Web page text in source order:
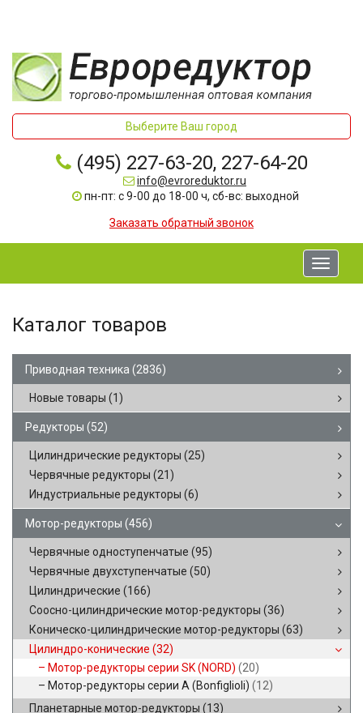
Выберите Ваш город
(495) 227-63-20, 227-64-20
info@evroreduktor.ru
пн-пт: с 9-00 до 18-00 ч, сб-вс: выходной
Заказать обратный звонок
Toggle
Каталог товаров
Приводная техника (2836)
Новые товары (1)
Редукторы (52)
Цилиндрические редукторы (25)
Червячные редукторы (21)
Индустриальные редукторы (6)
Мотор-редукторы (456)
Червячные одноступенчатые (95)
Червячные двухступенчатые (50)
Цилиндрические (166)
Соосно-цилиндрические мотор-редукторы (36)
Коническо-цилиндрические мотор-редукторы (63)
Цилиндро-конические (32)
Мотор-редукторы серии SK (NORD) (20)
Мотор-редукторы серии A (Bonfiglioli) (12)
Планетарные мотор-редукторы (13)